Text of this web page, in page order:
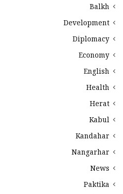
Balkh
Development
Diplomacy
Economy
English
Health
Herat
Kabul
Kandahar
Nangarhar
News
Paktika